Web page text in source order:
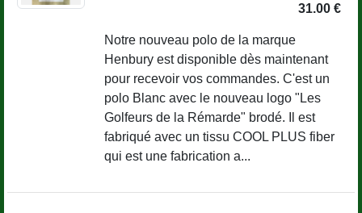
31.00 €
Notre nouveau polo de la marque
Henbury est disponible dès maintenant
pour recevoir vos commandes. C'est un
polo Blanc avec le nouveau logo "Les
Golfeurs de la Rémarde" brodé. Il est
fabriqué avec un tissu COOL PLUS fiber
qui est une fabrication a...